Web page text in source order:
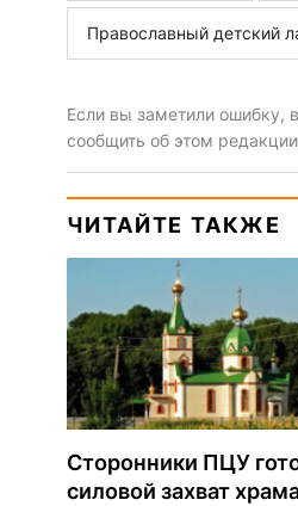
Православный детский
Если вы заметили ошибку,
сообщить об этом
ЧИТАЙТЕ ТАКЖЕ
Сторонники ПЦУ
силовой захват